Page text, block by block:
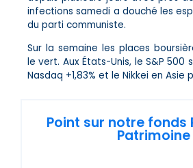
infections samedi a douché les
du parti communiste.
Sur la semaine les places
le vert. Aux États-Unis, le S&P 500
Nasdaq +1,83% et le Nikkei en Asie
Point sur notre fonds
Patrimoine